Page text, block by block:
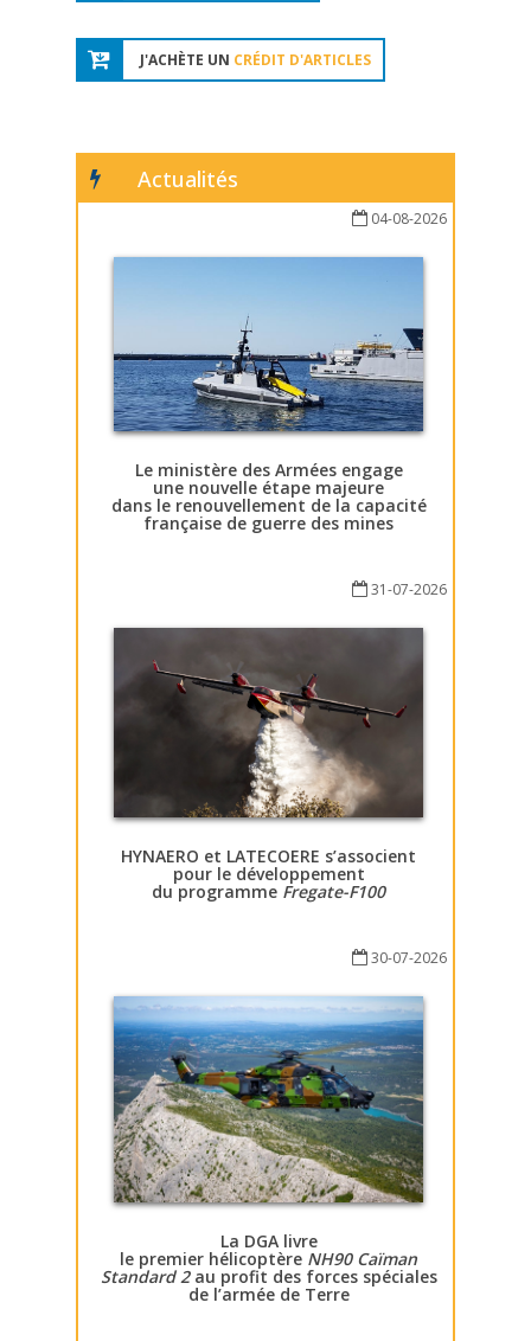
J'ACHÈTE UN CRÉDIT D'ARTICLES
Actualités
04-08-2026
Le ministère des Armées engage
une nouvelle étape majeure
dans le renouvellement de la capacité
française de guerre des mines
31-07-2026
HYNAERO et LATECOERE s’associent
pour le développement
du programme Fregate-F100
30-07-2026
La DGA livre
le premier hélicoptère NH90 Caïman
Standard 2au profit des forces spéciales
de l’armée de Terre